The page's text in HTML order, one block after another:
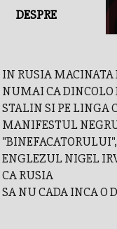
DESPRE
IN RUSIA MACINATA
NUMAI CA DINCOLO
STALIN SI PE LINGA
MANIFESTUL
ENGLEZUL NIGEL
CA RUSIA
SA NU CADA INCA O